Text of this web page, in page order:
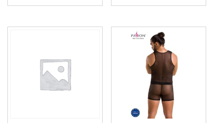
This
has
The
options
may
This
has
multiple
variants.
The
options
may
be
chosen
on
the